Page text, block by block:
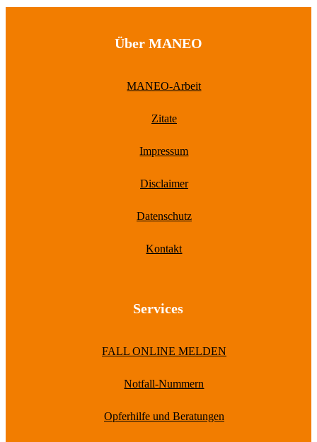
Über MANEO
MANEO-Arbeit
Zitate
Impressum
Disclaimer
Datenschutz
Kontakt
Services
FALL ONLINE MELDEN
Notfall-Nummern
Opferhilfe und Beratungen